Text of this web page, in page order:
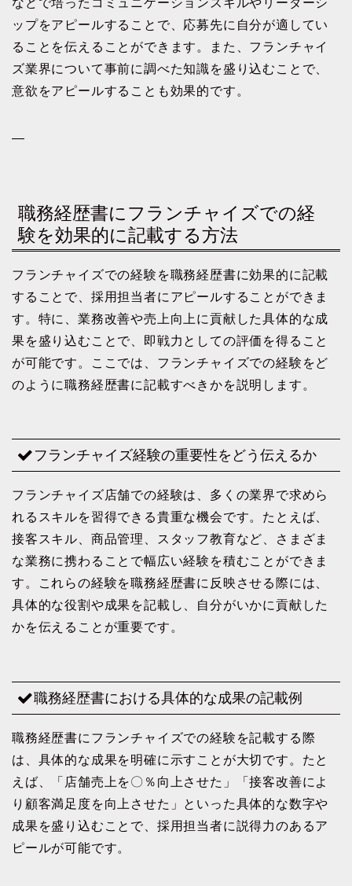
ップをアピールすることで、応募先に自分が適してい
ることを伝えることができます。また、フランチャイ
ズ業界について事前に調べた知識を盛り込むことで、
意欲をアピールすることも効果的です。
—
職務経歴書にフランチャイズでの経
験を効果的に記載する方法
フランチャイズでの経験を職務経歴書に効果的に記載
することで、採用担当者にアピールすることができま
す。特に、業務改善や売上向上に貢献した具体的な成
果を盛り込むことで、即戦力としての評価を得ること
が可能です。ここでは、フランチャイズでの経験をど
のように職務経歴書に記載すべきかを説明します。
フランチャイズ経験の重要性をどう伝えるか
フランチャイズ店舗での経験は、多くの業界で求めら
れるスキルを習得できる貴重な機会です。たとえば、
接客スキル、商品管理、スタッフ教育など、さまざま
な業務に携わることで幅広い経験を積むことができま
す。これらの経験を職務経歴書に反映させる際には、
具体的な役割や成果を記載し、自分がいかに貢献した
かを伝えることが重要です。
職務経歴書における具体的な成果の記載例
職務経歴書にフランチャイズでの経験を記載する際
は、具体的な成果を明確に示すことが大切です。たと
えば、「店舗売上を〇％向上させた」「接客改善によ
り顧客満足度を向上させた」といった具体的な数字や
成果を盛り込むことで、採用担当者に説得力のあるア
ピールが可能です。